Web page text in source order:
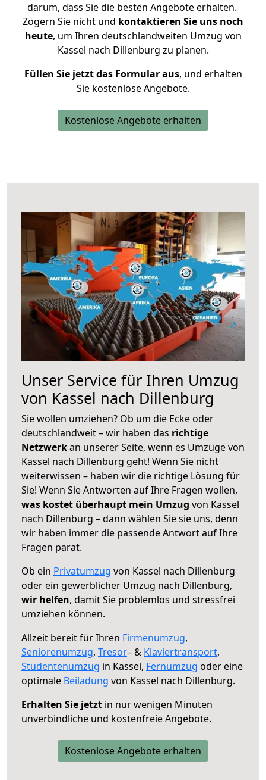
darum, dass Sie die besten Angebote erhalten.
Zögern Sie nicht und kontaktieren Sie uns noch
heute, um Ihren deutschlandweiten Umzug von
Kassel nach Dillenburg zu planen.
Füllen Sie jetzt das Formular aus, und erhalten
Sie kostenlose Angebote.
Kostenlose Angebote erhalten
Unser Service für Ihren Umzug
von Kassel nach Dillenburg
Sie wollen umziehen? Ob um die Ecke oder
deutschlandweit – wir haben das richtige
Netzwerkan unserer Seite, wenn es Umzüge von
Kassel nach Dillenburg geht! Wenn Sie nicht
weiterwissen – haben wir die richtige Lösung für
Sie! Wenn Sie Antworten auf Ihre Fragen wollen,
was kostet überhaupt mein Umzug von Kassel
nach Dillenburg – dann wählen Sie sie uns, denn
wir haben immer die passende Antwort auf Ihre
Fragen parat.
Ob ein Privatumzug von Kassel nach Dillenburg
oder ein gewerblicher Umzug nach Dillenburg,
wir helfen, damit Sie problemlos und stressfrei
umziehen können.
Allzeit bereit für Ihren Firmenumzug,
Seniorenumzug, Tresor– & Klaviertransport,
Studentenumzug in Kassel, Fernumzug oder eine
optimale Beiladung von Kassel nach Dillenburg.
Erhalten Sie jetzt in nur wenigen Minuten
unverbindliche und kostenfreie Angebote.
Kostenlose Angebote erhalten